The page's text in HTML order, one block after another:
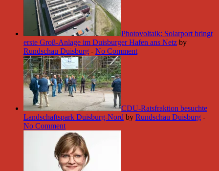
Photovoltaik: Solarport bringt
erste Groß-Anlage im Duisburger Hafen ans Netz by
Rundschau Duisburg - No Comment
CDU-Ratsfraktion besuchte
Landschaftspark Duisburg-Nord by Rundschau Duisburg -
No Comment